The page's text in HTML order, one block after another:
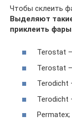
Чтобы склеить
Выделяют
приклеить
Terostat
Terostat
Terodicht
Terodicht
Permatex;